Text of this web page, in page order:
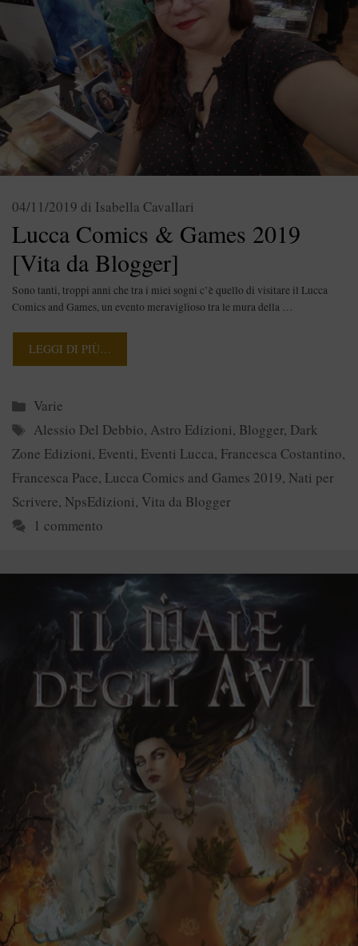
Lucca Comics & Games 2019
[Vita da Blogger]
04/11/2019 di Isabella Cavallari
Sono tanti, troppi anni che tra i miei sogni c’è quello di visitare il Lucca
Comics and Games, un evento meraviglioso tra le mura della …
LEGGI DI PIÙ…
Categorie
Varie
Tag
Alessio Del Debbio, Astro Edizioni, Blogger, Dark
Zone Edizioni, Eventi, Eventi Lucca, Francesca Costantino,
Francesca Pace, Lucca Comics and Games 2019, Nati per
Scrivere, NpsEdizioni, Vita da Blogger
1 commento